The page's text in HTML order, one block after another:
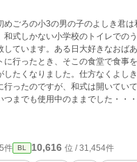
めごろの小3の男の子のよしき君
和式しかない小学校のトイレでの
しています。ある日大好きなおば
に行ったとき、そこの食堂で食事
したくなりました。仕方なくよし
行ったのですが、和式は開いてい
つまでも使用中のままでした・・・
件 BL 10,616 位 / 31,454件